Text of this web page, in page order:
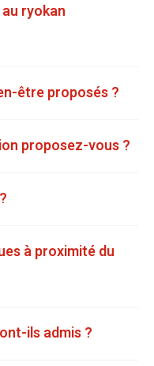
ryokan
être proposés ?
proposez-vous ?
à proximité du
ils admis ?